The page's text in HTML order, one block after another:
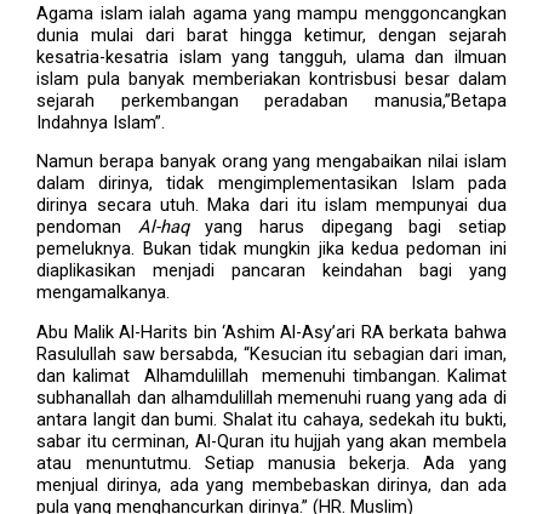
Agama islam ialah agama yang mampu menggoncangkan
dunia mulai dari barat hingga ketimur, dengan sejarah
kesatria-kesatria islam yang tangguh, ulama dan ilmuan
islam pula banyak memberiakan kontrisbusi besar dalam
sejarah perkembangan peradaban manusia,”Betapa
Indahnya Islam”.
Namun berapa banyak orang yang mengabaikan nilai islam
dalam dirinya, tidak mengimplementasikan Islam pada
dirinya secara utuh. Maka dari itu islam mempunyai dua
pendoman Al-haqyang harus dipegang bagi setiap
pemeluknya. Bukan tidak mungkin jika kedua pedoman ini
diaplikasikan menjadi pancaran keindahan bagi yang
mengamalkanya.
Abu Malik Al-Harits bin ‘Ashim Al-Asy’ari RA berkata bahwa
Rasulullah saw bersabda, “Kesucian itu sebagian dari iman,
dan kalimat Alhamdulillah memenuhi timbangan. Kalimat
subhanallah dan alhamdulillah memenuhi ruang yang ada di
antara langit dan bumi. Shalat itu cahaya, sedekah itu bukti,
sabar itu cerminan, Al-Quran itu hujjah yang akan membela
atau menuntutmu. Setiap manusia bekerja. Ada yang
menjual dirinya, ada yang membebaskan dirinya, dan ada
pula yang menghancurkan dirinya.” (HR. Muslim)